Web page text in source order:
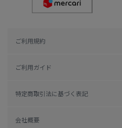
ご利用規約
ご利用ガイド
特定商取引法に基づく表記
会社概要